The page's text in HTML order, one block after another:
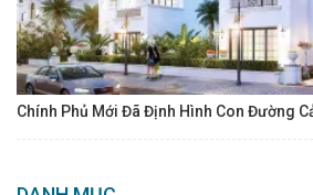
Chính Phủ Mới Đã Định Hình Con Đường